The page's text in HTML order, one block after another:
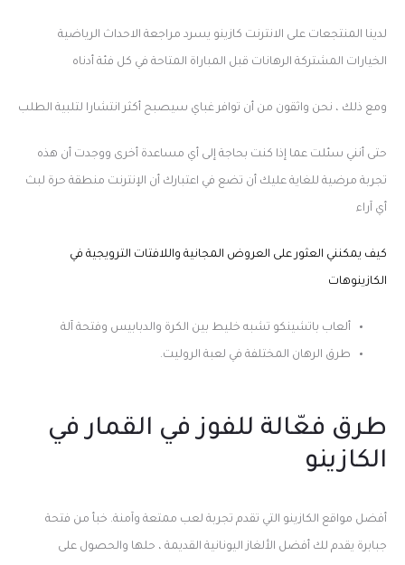
لدينا المنتجعات على الانترنت كازينو يسرد مراجعة الاحداث الرياضية
الخيارات المشتركة الرهانات قبل المباراة المتاحة في كل فئة أدناه
ومع ذلك ، نحن واثقون من أن توافر غباي سيصبح أكثر انتشارا لتلبية الطلب
حتى أنني سئلت عما إذا كنت بحاجة إلى أي مساعدة أخرى ووجدت أن هذه
تجربة مرضية للغاية عليك أن تضع في اعتبارك أن الإنترنت منطقة حرة لبث
أي آراء
كيف يمكنني العثور على العروض المجانية واللافتات الترويجية في
الكازينوهات
ألعاب باتشينكو تشبه خليط بين الكرة والدبابيس وفتحة آلة
طرق الرهان المختلفة في لعبة الروليت.
طرق فعّالة للفوز في القمار في
الكازينو
أفضل مواقع الكازينو التي تقدم تجربة لعب ممتعة وآمنة. خبأ من فتحة
جبابرة يقدم لك أفضل الألغاز اليونانية القديمة ، حلها والحصول على